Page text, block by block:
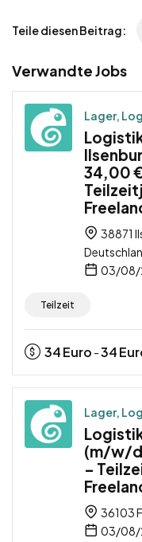
Teile diesen Beitrag:
Verwandte Jobs
Lager,
34,00
38871
03/08/
Teilzeit
34Euro -34
Lager,
(m/w/
–
36103
03/08/